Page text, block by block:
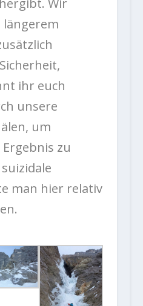
längerem
ihr euch
unsere
um
zu
man hier relativ